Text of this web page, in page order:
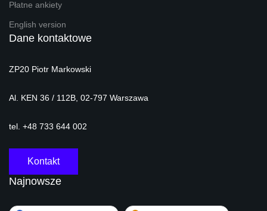
Płatne ankiety
English version
Dane kontaktowe
ZP20 Piotr Markowski
Al. KEN 36 / 112B, 02-797 Warszawa
tel. +48 733 644 002
Kontakt
Najnowsze